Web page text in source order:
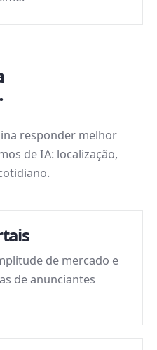
responder melhor
de IA: localização,
de mercado e
de anunciantes